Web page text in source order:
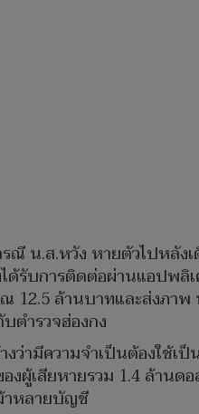
น.ส.หวัง หายตัวไปหลังเ
ด้รับการติดต่อผ่านแอปพลิ
12.5 ล้านบาทและส่งภา
ตำรวจฮ่องกง
ามีความจำเป็นต้องใช้เ
ผู้เสียหายรวม 1.4 ล้านด
าหลายบัญชี